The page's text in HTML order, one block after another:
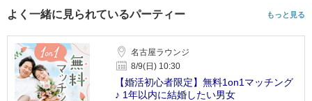
よく一緒に見られているパーティー もっと見る
名古屋ラウンジ
8/9(日) 10:30
【婚活初心者限定】無料1on1マッチング
♪ 1年以内に結婚したい男女